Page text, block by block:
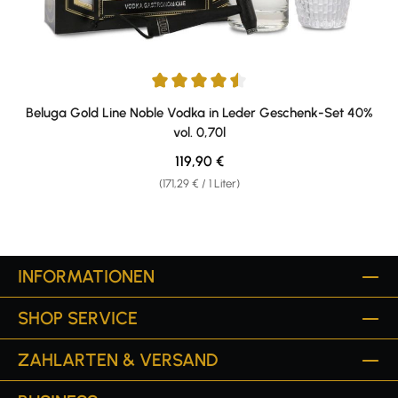
Durchschnittliche Bewertung von 4.5 von 5 Sternen
Beluga Gold Line Noble Vodka in Leder Geschenk-Set 40%
vol. 0,70l
(171,29 € / 1 Liter)
Regulärer Preis:
119,90 €
INFORMATIONEN
SHOP SERVICE
ZAHLARTEN & VERSAND